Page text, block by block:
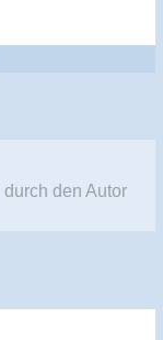
durch den Autor